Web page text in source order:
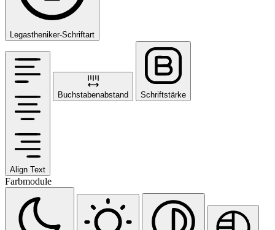
Legastheniker-Schriftart
Align Text
Buchstabenabstand Schriftstärke
Farbmodule